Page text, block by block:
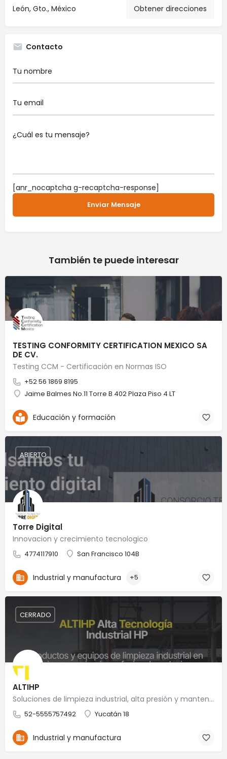
León, Gto., México Obtener direcciones
Contacto
[anr_nocaptcha g-recaptcha-response]
También te puede interesar
TESTING CONFORMITY CERTIFICATION MEXICO SA
DE CV.
Testing CCM - Certificación en Normas ISO
+52 56 1869 8195
Jaime Balmes No.11 Torre B 402 Plaza Piso 4 LT
Educación y formación
Torre Digital
Innovacion y crecimiento tecnologico
4774117910 San Francisco 104B
ABIERTO
Industrial y manufactura +5
ALTIHP
Soluciones de limpieza industrial, alta presión y mantenimiento especializado
52-5555757492 Yucatán 18
CERRADO
Industrial y manufactura